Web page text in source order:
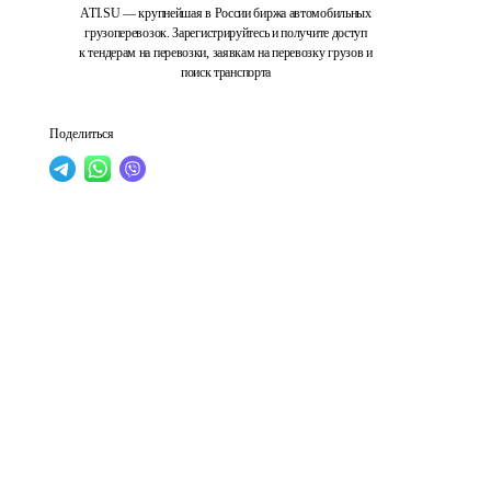
ATI.SU — крупнейшая в России биржа автомобильных
грузоперевозок. Зарегистрируйтесь и получите доступ
к тендерам на перевозки, заявкам на перевозку грузов и
поиск транспорта
Поделиться